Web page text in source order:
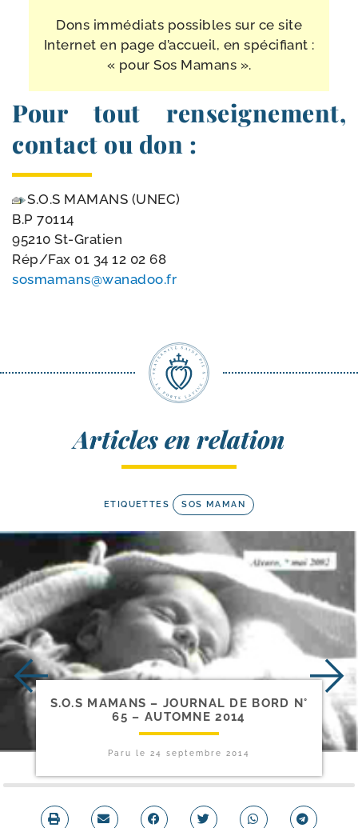
Dons immé­diats pos­sibles sur ce site
Internet en page d’accueil, en spé­ci­fiant :
« pour Sos Mamans ».
Pour tout renseignement,
contact ou don :
S.O.S MAMANS (UNEC)
B.P 70114
95210 St-Gratien
Rép/​Fax 01 34 12 02 68
sosmamans@​wanadoo.​fr
Articles en relation
ETIQUETTES SOS MAMAN
S.O.S MAMANS – JOURNAL DE BORD N°
65 – AUTOMNE 2014
Paru le 24 septembre 2014